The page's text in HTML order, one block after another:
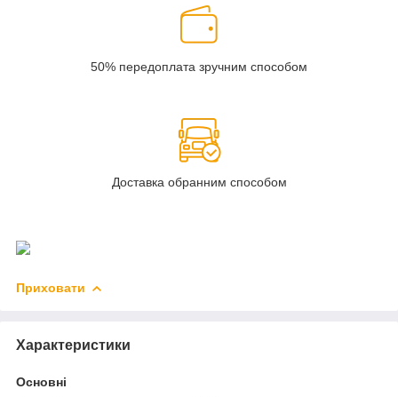
50% передоплата зручним способом
Доставка обранним способом
Приховати
Характеристики
Основні